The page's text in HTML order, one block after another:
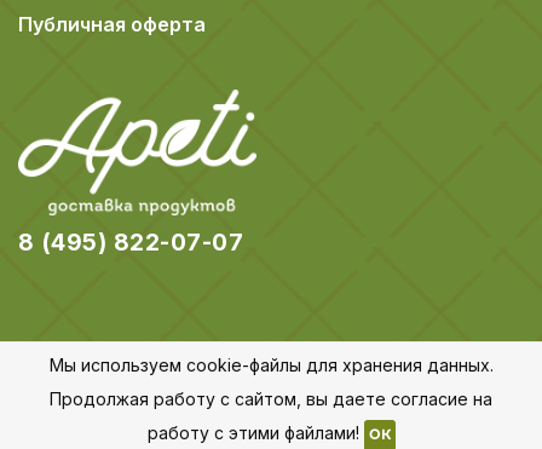
Публичная оферта
8 (495) 822-07-07
© 2018-2026 Apeti.ru,Карта сайта
Мы используем cookie-файлы для хранения данных.
Продолжая работу с сайтом, вы даете согласие на
работу с этими файлами!
OK